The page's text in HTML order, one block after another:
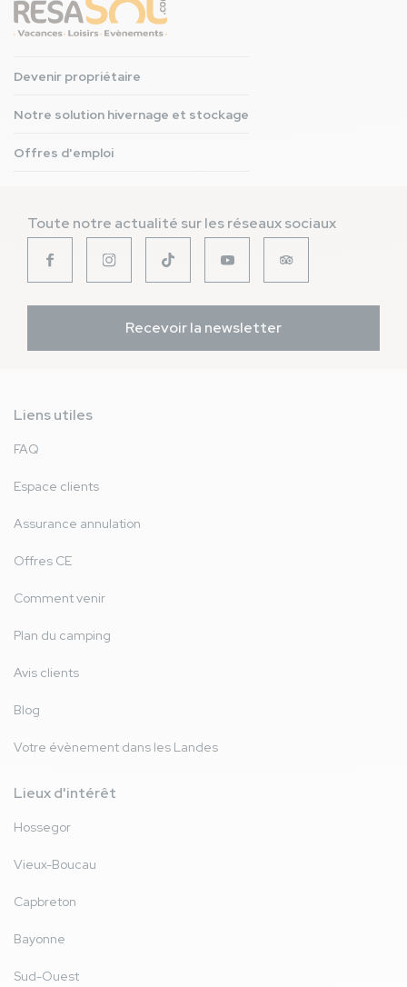
Devenir propriétaire
Notre solution hivernage et stockage
Offres d'emploi
Toute notre actualité sur les réseaux sociaux
Recevoir la newsletter
Liens utiles
FAQ
Espace clients
Assurance annulation
Offres CE
Comment venir
Plan du camping
Avis clients
Blog
Votre évènement dans les Landes
Lieux d'intérêt
Hossegor
Vieux-Boucau
Capbreton
Bayonne
Sud-Ouest